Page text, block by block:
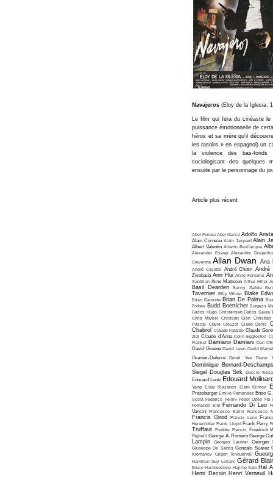
Navajeros (Eloy de la Iglesia,
Le film qui fera du cinéaste
puissance émotionnelle de
héros et sa mère qu'il
les rasoirs » en espagnol) un
la violence des bas-fonds
sociologisant des quelques
ensuite par le personnage du
Article plus récent
Abel Ferrara Abel Gance Adolfo
Alain Corneau Alain Jaspard Alain
Albert Valentin Alberto Bevilacqua
Alexander Esway Alexandre Dovjenko
Crevenna Allan Dwan Ana
André Cayatte André Chotin André
Zwobada Ann Hui Anne Fontaine
Santillan Arne Mattsson Arthur Hiller
Basil Dearden Benny Safdie
Tavernier Billy Wilder Blake
Brian Damude Brian De Palma
Forbes Budd Boetticher Burgess
Carlos Hugo Christensen Carlos Saura
Chris Marker Christian Gion Christian
Pascal
Claire Clouzot Claire Denis
Chabrol
Claude Faraldo Claude
Zidi Claude d'Anna Colin Eggleston
Frankel Damiano Damiani Dan
David Greene David Lean David
Granier-Deferre
Derek Yee Diane
Dominique Bernard-
Siegel
Douglas Sirk Duccio
Edouard Luntz Edouard
Yang Eldar Riazanov Elem Klimov
Pressburger Emilio Fernandez Enzo
Scola Federico Fellini Fedor Ozep Fei
Fernando Birri Fernando Di Leo
Vancini Francesco Barilli Francesco
Francis Girod Francis Leroi
Henenlotter Frank Lloyd Frank Perry
Truffaut Freddie Francis Friedrich
Righelli George A. Romero George
Lampin Georges Lautner
Georges
Giuseppe De Santis Gonzalo Suarez
Kromanov Grigori Tchoukhraï
Hamilton Guy Lefranc Gérard
Bruce Humberstone Hajime Sato Hal
Henri Decoin Henri Verneuil